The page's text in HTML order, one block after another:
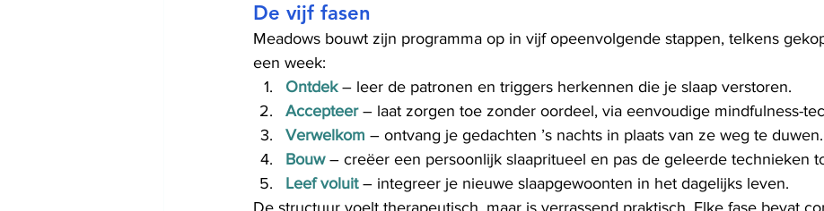
De vijf fasen
Meadows bouwt zijn programma op in vijf opeenvolgende stappen, telkens
een week:
Ontdek – leer de patronen en triggers herkennen die je slaap verstoren.
Accepteer – laat zorgen toe zonder oordeel, via eenvoudige mindfulness-
Verwelkom – ontvang je gedachten ’s nachts in plaats van ze weg te duwen.
Bouw – creëer een persoonlijk slaapritueel en pas de geleerde technieken
Leef voluit – integreer je nieuwe slaapgewoonten in het dagelijks leven.
De structuur voelt therapeutisch, maar is verrassend praktisch. Elke fase bevat